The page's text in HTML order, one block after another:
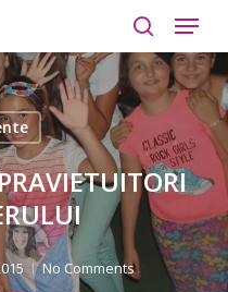
search
Menu
No Comments
Close
Menu